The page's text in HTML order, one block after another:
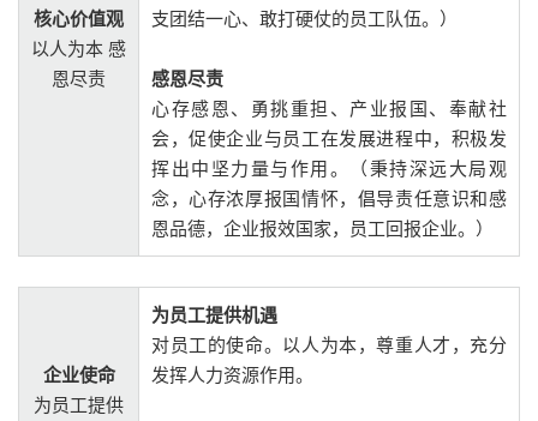
核心价值观
以人为本 感
恩尽责
支团结一心、敢打硬仗的员工队伍。）
感恩尽责
心存感恩、勇挑重担、产业报国、奉献社
会，促使企业与员工在发展进程中，积极发
挥出中坚力量与作用。（秉持深远大局观
念，心存浓厚报国情怀，倡导责任意识和感
恩品德，企业报效国家，员工回报企业。）
企业使命
为员工提供
为员工提供机遇
对员工的使命。以人为本，尊重人才，充分
发挥人力资源作用。